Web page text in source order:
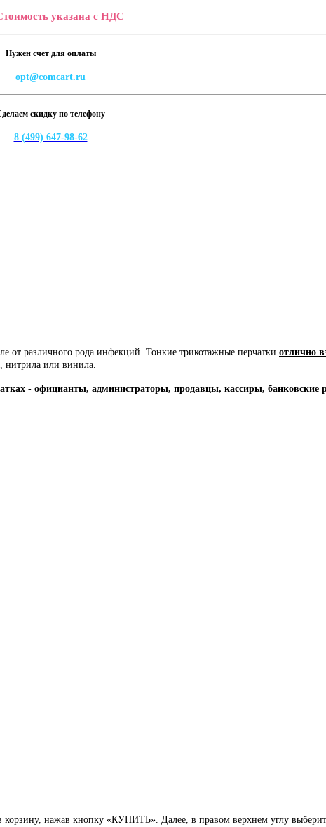
указана с НДС
Нужен счет для оплаты
opt@comcart.ru
скидку по телефону
8 (499) 647-98-62
от различного рода инфекций. Тонкие трикотажные перчатки отлично
нитрила или винила.
- официанты, администраторы, продавцы, кассиры, банковские
нажав кнопку «КУПИТЬ». Далее, в правом верхнем углу